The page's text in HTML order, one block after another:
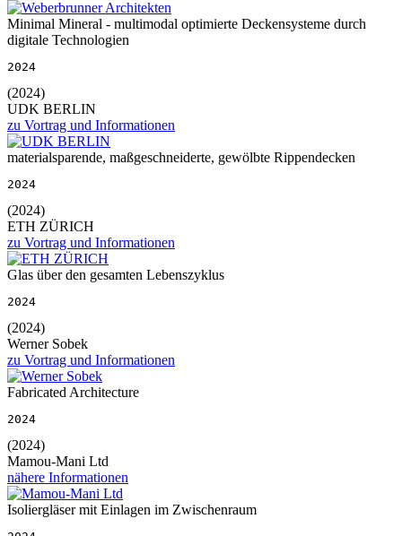
Minimal Mineral - multimodal optimierte Deckensysteme durch
digitale Technologien
2024
(2024)
UDK BERLIN
zu Vortrag und Informationen
materialsparende, maßgeschneiderte, gewölbte Rippendecken
2024
(2024)
ETH ZÜRICH
zu Vortrag und Informationen
Glas über den gesamten Lebenszyklus
2024
(2024)
Werner Sobek
zu Vortrag und Informationen
Fabricated Architecture
2024
(2024)
Mamou-Mani Ltd
nähere Informationen
Isoliergläser mit Einlagen im Zwischenraum